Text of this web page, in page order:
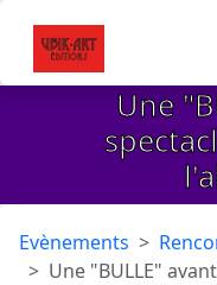
Une
Evènements
Une "BULLE"